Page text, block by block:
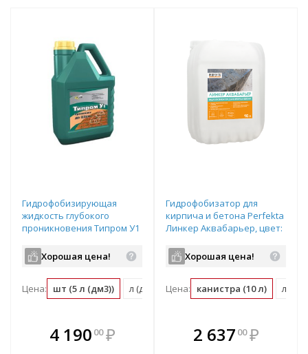
Гидрофобизирующая
жидкость глубокого
проникновения Типром У1
Хорошая цена!
Цена: шт (5 л (дм3)) л (дм3) (0.2 шт)
4 190 00 ₽
В комплекте
всегда выгоднее!
Гидрофобизатор для
кирпича и бетона Perfekta
Линкер Аквабарьер, цвет:
Хорошая цена!
Цена: канистра (10 л) л (0.1
В комплекте
всегда выгоднее!
2 637 00 ₽